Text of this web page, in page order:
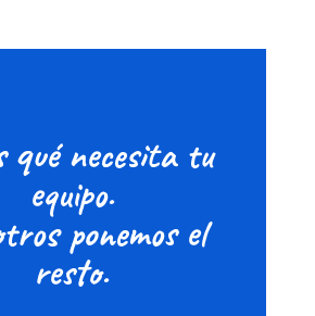
qué necesita tu
equipo.
ponemos el
resto.